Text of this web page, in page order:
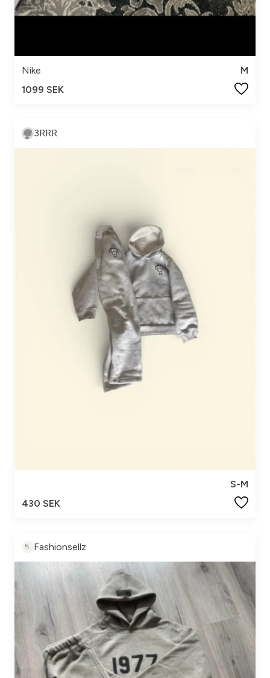
Nike
M
1099 SEK
3RRR
S-M
430 SEK
Fashionsellz